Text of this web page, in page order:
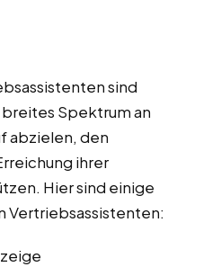
sind
Spektrum an
abzielen, den
ihrer
Hier sind einige
Vertriebsassistenten: